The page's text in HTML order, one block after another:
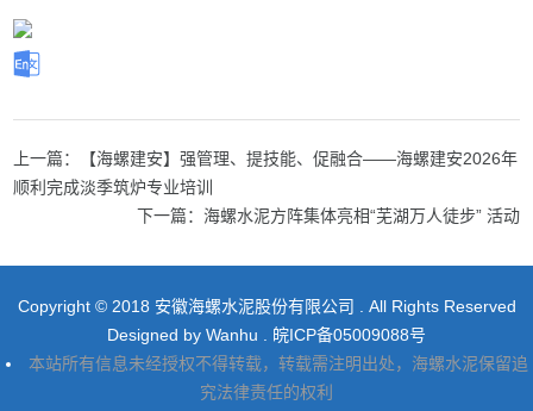
上一篇：【海螺建安】强管理、提技能、促融合——海螺建安2026年
顺利完成淡季筑炉专业培训
下一篇：海螺水泥方阵集体亮相“芜湖万人徒步” 活动
Copyright © 2018 安徽海螺水泥股份有限公司 . All Rights Reserved
Designed by Wanhu
皖ICP备05009088号
本站所有信息未经授权不得转载，转载需注明出处，海螺水泥保留追
究法律责任的权利